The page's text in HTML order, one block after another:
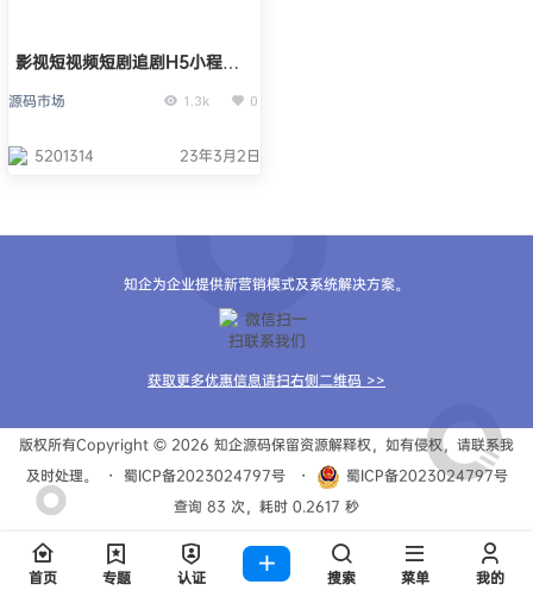
影视短视频短剧追剧H5小程序
源码市场 1.3k 0
5201314 23年3月2日
知企为企业提供新营销模式及系统解决方案。
获取更多优惠信息请扫右侧二维码 >>
版权所有Copyright © 2026 知企源码保留资源解释权，如有侵权，请联系我
及时处理。
・ 蜀ICP备2023024797号 ・
蜀ICP备2023024797号
查询 83 次，耗时 0.2617 秒
首页 专题 认证 搜索 菜单 我的